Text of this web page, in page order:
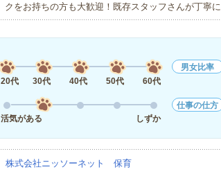
クをお持ちの方も大歓迎！既存スタッフさんが丁寧
20代
30代 40代 50代 60代
男女比率
活気がある
しずか
仕事の仕方
株式会社ニッソーネット 保育